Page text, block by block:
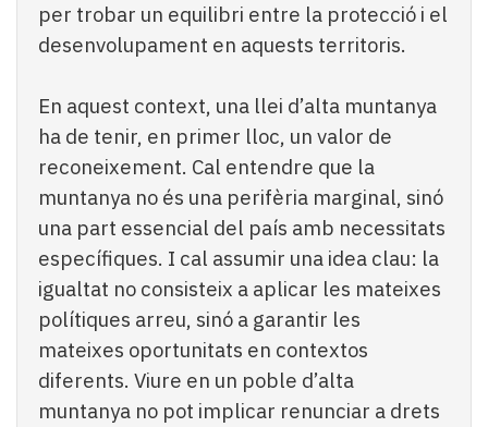
per trobar un equilibri entre la protecció i el
desenvolupament en aquests territoris.
En aquest context, una llei d’alta muntanya
ha de tenir, en primer lloc, un valor de
reconeixement. Cal entendre que la
muntanya no és una perifèria marginal, sinó
una part essencial del país amb necessitats
específiques. I cal assumir una idea clau: la
igualtat no consisteix a aplicar les mateixes
polítiques arreu, sinó a garantir les
mateixes oportunitats en contextos
diferents. Viure en un poble d’alta
muntanya no pot implicar renunciar a drets